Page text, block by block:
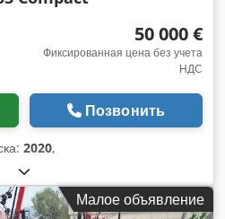
50 000 €
Фиксированная цена без учета
НДС
Позвонить
2020,
Малое объявление